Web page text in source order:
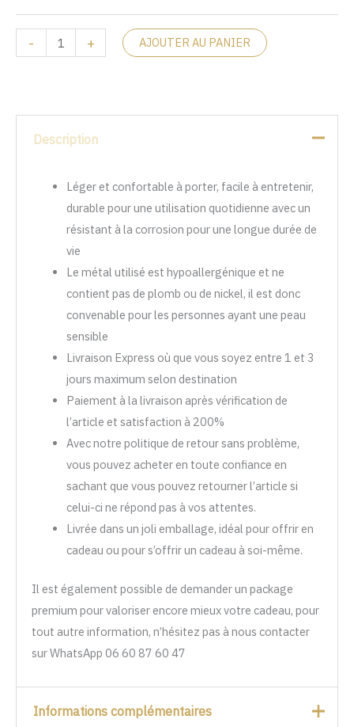
- + AJOUTER AU PANIER
Description
Léger et confortable à porter, facile à entretenir,
durable pour une utilisation quotidienne avec un
résistant à la corrosion pour une longue durée de
vie
Le métal utilisé est hypoallergénique et ne
contient pas de plomb ou de nickel, il est donc
convenable pour les personnes ayant une peau
sensible
Livraison Express où que vous soyez entre 1 et 3
jours maximum selon destination
Paiement à la livraison après vérification de
l’article et satisfaction à 200%
Avec notre politique de retour sans problème,
vous pouvez acheter en toute confiance en
sachant que vous pouvez retourner l’article si
celui-ci ne répond pas à vos attentes.
Livrée dans un joli emballage, idéal pour offrir en
cadeau ou pour s’offrir un cadeau à soi-même.
Il est également possible de demander un package
premium pour valoriser encore mieux votre cadeau, pour
tout autre information, n’hésitez pas à nous contacter
sur WhatsApp 06 60 87 60 47
Informations complémentaires